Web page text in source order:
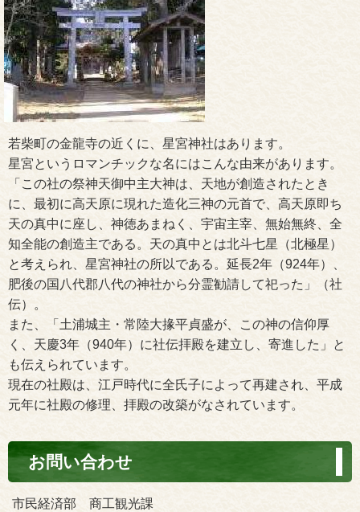
若柴町の金龍寺の近くに、星宮神社はあります。
星宮というロマンチックな名にはこんな由来があります。
「この社の祭神天御中主大神は、天地が創造されたとき
に、最初に高天原に現れた造化三神の元首で、高天原即ち
天の真中に座し、神徳あまねく、宇宙主宰、無始無終、全
知全能の創造主である。天の真中とは北斗七星（北極星）
と考えられ、星宮神社の所以である。延長2年（924年）、
肥後の国八代郡八代の神社から分霊勧請して祀った」（社
伝）。
また、「土浦城主・常陸大掾平貞盛が、この神の信仰厚
く、天慶3年（940年）に社伝拝殿を建立し、寄進した」と
も伝えられています。
現在の社殿は、江戸時代に全氏子によって再建され、平成
元年に社殿の修理、拝殿の改築がなされています。
お問い合わせ
市民経済部 商工観光課